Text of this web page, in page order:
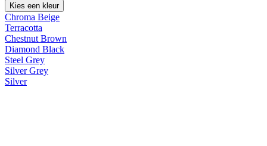
Kies een kleur
Chroma Beige
Terracotta
Chestnut Brown
Diamond Black
Steel Grey
Silver Grey
Silver